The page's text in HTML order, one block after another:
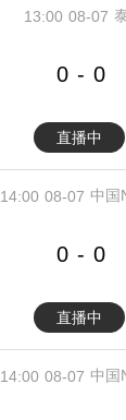
08-07
13:00
0 - 0
直播中
08-07
14:00 中国
0 - 0
直播中
08-07
14:00 中国